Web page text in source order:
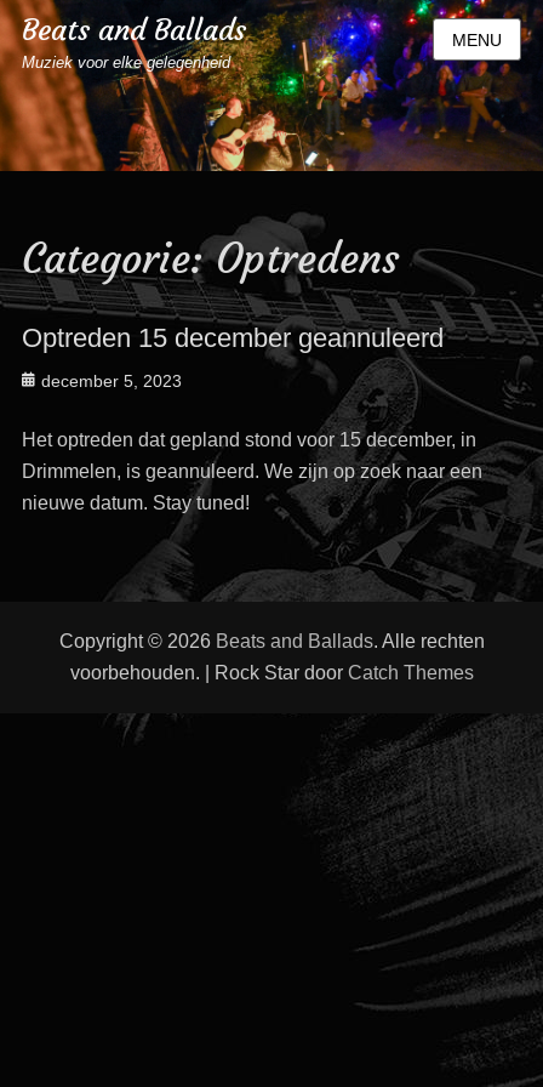
Beats and Ballads
Muziek voor elke gelegenheid
MENU
Categorie:Optredens
Optreden 15 december geannuleerd
Geplaatst
december 5, 2023
Het optreden dat gepland stond voor 15 december, in
Drimmelen, is geannuleerd. We zijn op zoek naar een
nieuwe datum. Stay tuned!
Copyright © 2026 Beats and Ballads. Alle rechten
voorbehouden. | Rock Star door Catch Themes